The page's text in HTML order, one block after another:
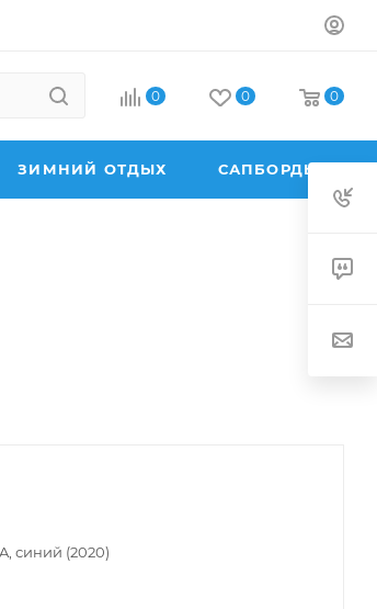
0 0 0
ЗИМНИЙ ОТДЫХ САПБОРДЫ
синий (2020)